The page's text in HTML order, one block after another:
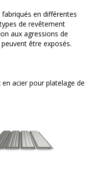
en différentes
de revêtement
aux agressions de
être exposés.
acier pour platelage de